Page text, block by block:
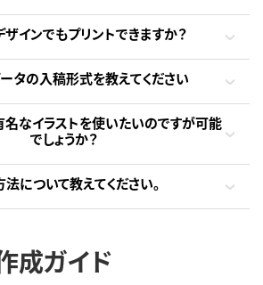
インでもプリントできますか？
タの入稿形式を教えてください
名なイラストを使いたいのですが可能
でしょうか？
について教えてください。
成ガイド